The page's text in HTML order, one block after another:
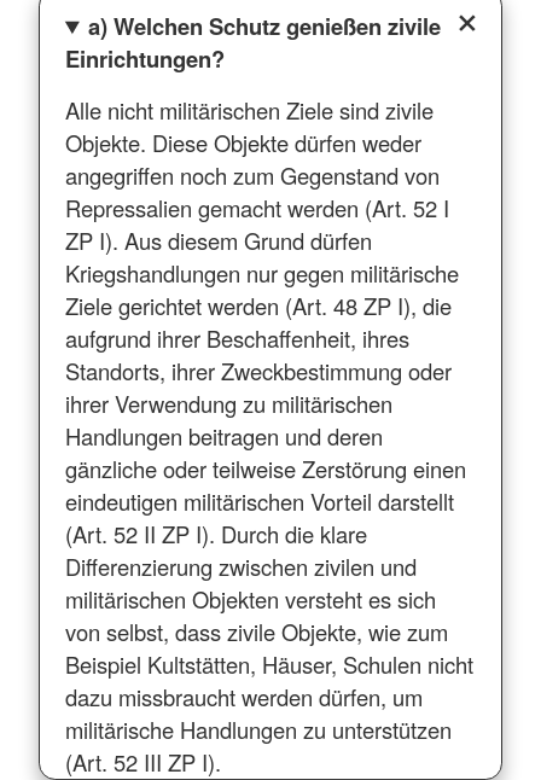
a) Welchen Schutz genießen zivile
Einrichtungen?
Alle nicht militärischen Ziele sind zivile
Objekte. Diese Objekte dürfen weder
angegriffen noch zum Gegenstand von
Repressalien gemacht werden (Art. 52 I
ZP I). Aus diesem Grund dürfen
Kriegshandlungen nur gegen militärische
Ziele gerichtet werden (Art. 48 ZP I), die
aufgrund ihrer Beschaffenheit, ihres
Standorts, ihrer Zweckbestimmung oder
ihrer Verwendung zu militärischen
Handlungen beitragen und deren
gänzliche oder teilweise Zerstörung einen
eindeutigen militärischen Vorteil darstellt
(Art. 52 II ZP I). Durch die klare
Differenzierung zwischen zivilen und
militärischen Objekten versteht es sich
von selbst, dass zivile Objekte, wie zum
Beispiel Kultstätten, Häuser, Schulen nicht
dazu missbraucht werden dürfen, um
militärische Handlungen zu unterstützen
(Art. 52 III ZP I).